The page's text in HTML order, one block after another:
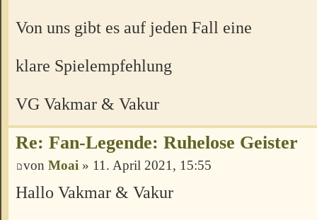
Von uns gibt es auf jeden Fall eine
klare Spielempfehlung
VG Vakmar & Vakur
Re: Fan-Legende: Ruhelose Geister
von Moai » 11. April 2021, 15:55
Hallo Vakmar & Vakur